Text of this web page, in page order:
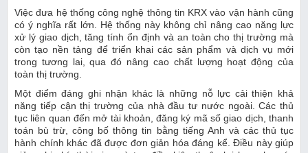
Việc đưa hệ thống công nghệ thông tin KRX vào vận hành cũng
có ý nghĩa rất lớn. Hệ thống này không chỉ nâng cao năng lực
xử lý giao dịch, tăng tính ổn định và an toàn cho thị trường mà
còn tạo nền tảng để triển khai các sản phẩm và dịch vụ mới
trong tương lai, qua đó nâng cao chất lượng hoạt động của
toàn thị trường.
Một điểm đáng ghi nhận khác là những nỗ lực cải thiện khả
năng tiếp cận thị trường của nhà đầu tư nước ngoài. Các thủ
tục liên quan đến mở tài khoản, đăng ký mã số giao dịch, thanh
toán bù trừ, công bố thông tin bằng tiếng Anh và các thủ tục
hành chính khác đã được đơn giản hóa đáng kể. Điều này giúp